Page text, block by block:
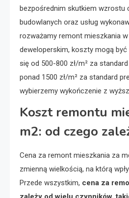
bezpośrednim skutkiem wzrostu
budowlanych oraz usług
rozważamy remont mieszkania
deweloperskim, koszty mogą
się od 500-800 zł/m² za
ponad 1500 zł/m² za standard
wybierzemy wykończenie z
Koszt remontu
m2: od czego
Cena za remont mieszkania za
zmienną wielkością, na którą
Przede wszystkim, cena za